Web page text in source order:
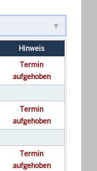
Hinweis
Termin
aufgehoben
Termin
aufgehoben
Termin
aufgehoben